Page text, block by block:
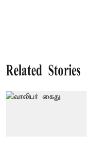
Related Stories